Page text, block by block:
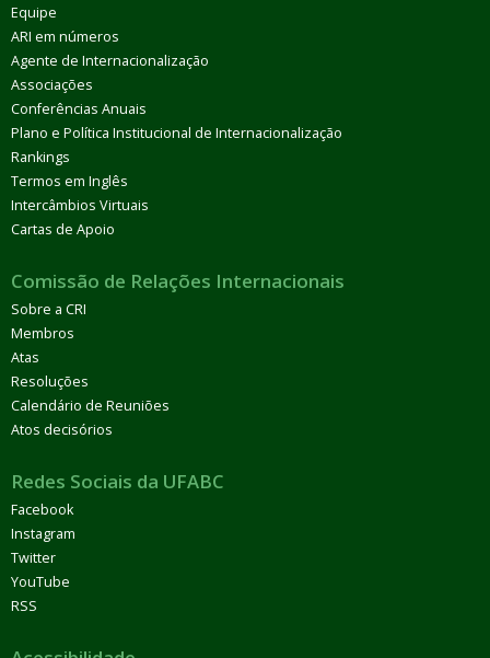
Equipe
ARI em números
Agente de Internacionalização
Associações
Conferências Anuais
Plano e Política Institucional de Internacionalização
Rankings
Termos em Inglês
Intercâmbios Virtuais
Cartas de Apoio
Comissão de Relações Internacionais
Sobre a CRI
Membros
Atas
Resoluções
Calendário de Reuniões
Atos decisórios
Redes Sociais da UFABC
Facebook
Instagram
Twitter
YouTube
RSS